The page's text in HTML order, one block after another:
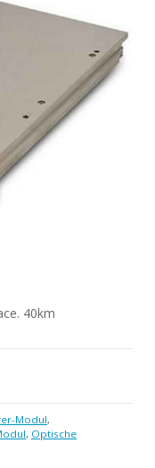
40km
Modul,
, Optische